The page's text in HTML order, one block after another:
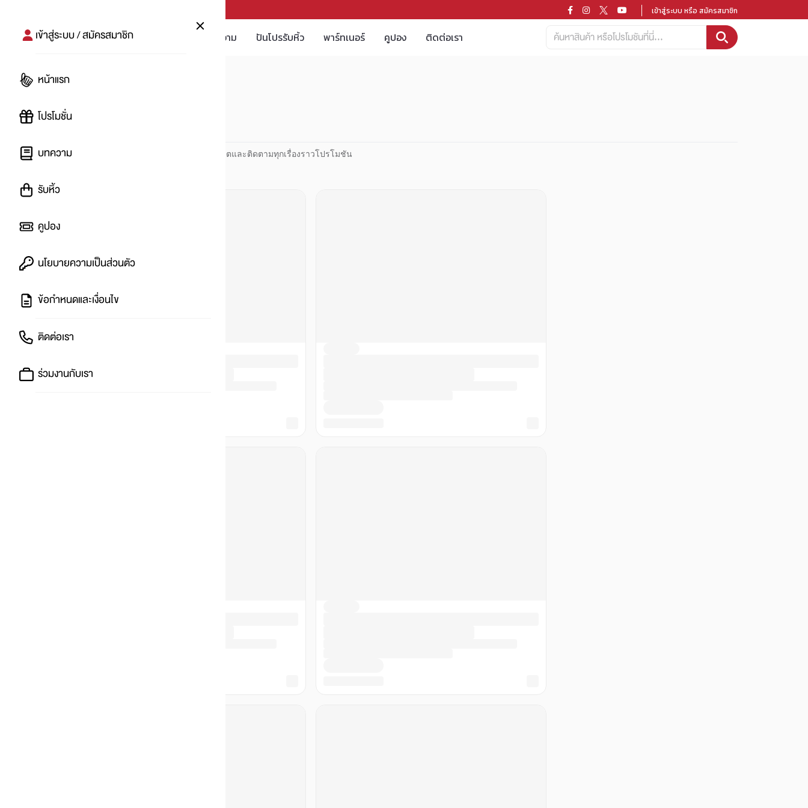
เข้าสู่ระบบ หรือ สมัครสมาชิก
บทความ ปันโปรรับหิ้ว พาร์ทเนอร์ คูปอง ติดต่อเรา
เข้าสู่ระบบ / สมัครสมาชิก
หน้าแรก
โปรโมชั่น
บทความ
รับหิ้ว
คูปอง
นโยบายความเป็นส่วนตัว
ข้อกำหนดและเงื่อนไข
ติดต่อเรา
ร่วมงานกับเรา
#
ปันโปร PUNPRO ที่ 1 ด้านโปรโมชัน อัปเดตและติดตามทุกเรื่องราวโปรโมชัน